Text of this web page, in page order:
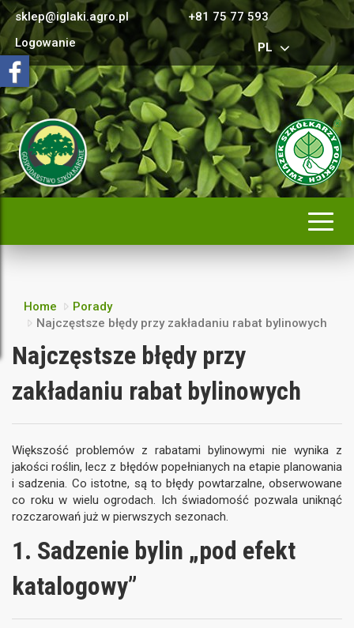
sklep@iglaki.agro.pl
+81 75 77 593
Logowanie
PL
Home
Porady
Najczęstsze błędy przy zakładaniu rabat bylinowych
Najczęstsze błędy przy
zakładaniu rabat bylinowych
Większość problemów z rabatami bylinowymi nie wynika z
jakości roślin, lecz z błędów popełnianych na etapie planowania
i sadzenia. Co istotne, są to błędy powtarzalne, obserwowane
co roku w wielu ogrodach. Ich świadomość pozwala uniknąć
rozczarowań już w pierwszych sezonach.
1. Sadzenie bylin „pod efekt
katalogowy”